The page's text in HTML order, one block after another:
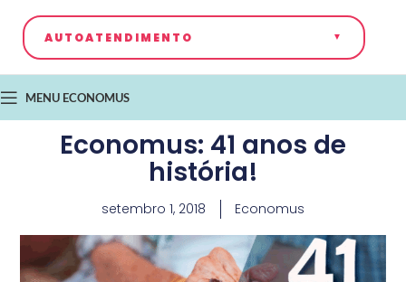
AUTOATENDIMENTO
MENU ECONOMUS
Economus: 41 anos de
história!
setembro 1, 2018 Economus